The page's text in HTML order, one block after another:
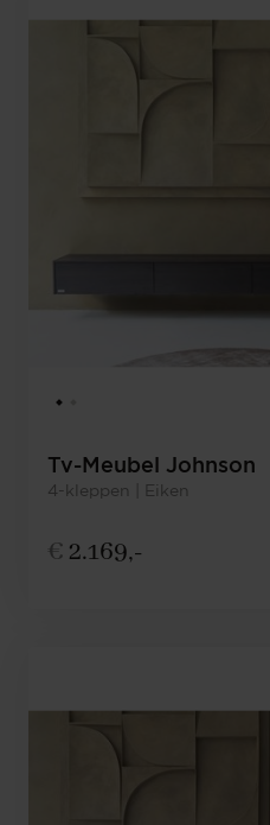
Tv-Meubel Johnson
4-kleppen | Eiken
€ 2.169,-